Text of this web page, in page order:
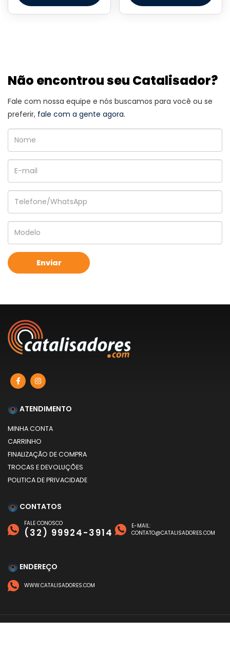
Não encontrou seu Catalisador?
Fale com nossa equipe e nós buscamos para você ou se
preferir, fale com a gente agora.
ATENDIMENTO
MINHA CONTA
CARRINHO
FINALIZAÇÃO DE COMPRA
TROCAS E DEVOLUÇÕES
POLITICA DE PRIVACIDADE
CONTATOS
FALE CONOSCO
(32) 99924-3914
E-MAIL:
CONTATO@CATALISADORES.COM
ENDEREÇO
WWW.CATALISADORES.COM